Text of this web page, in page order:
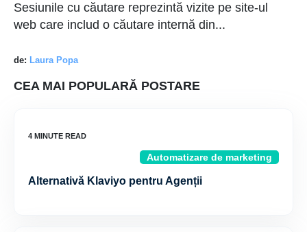
Sesiunile cu căutare reprezintă vizite pe site-ul
web care includ o căutare internă din...
de: Laura Popa
CEA MAI POPULARĂ POSTARE
Automatizare de marketing
Alternativă Klaviyo pentru Agenții